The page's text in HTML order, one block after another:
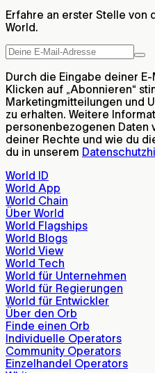
Erfahre an erster Stelle von
World.
Durch die Eingabe deiner
Klicken auf „Abonnieren“
Marketingmitteilungen und
zu erhalten. Weitere
personenbezogenen Daten
deiner Rechte und wie du
du in unserem
World ID
World App
World Chain
Über World
World Flagships
World Blogs
World View
World Tech
World für Unternehmen
World für Regierungen
World für Entwickler
Über den Orb
Finde einen Orb
Individuelle Operators
Community Operators
Einzelhandel Operators